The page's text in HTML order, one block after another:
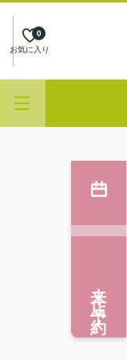
お気に入り
0
来店予約